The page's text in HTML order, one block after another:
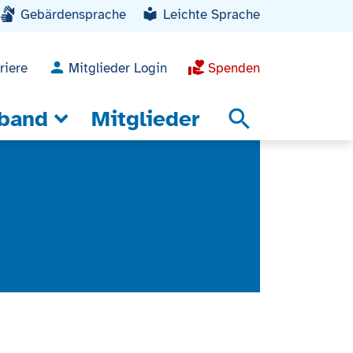
Gebärdensprache Leichte Sprache
Mitglieder Login Spenden
Mitglieder search